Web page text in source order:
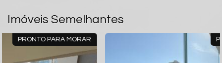
Imóveis Semelhantes